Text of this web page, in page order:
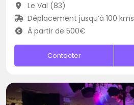
Le Val (83)
Déplacement jusqu’à 100 kms
À partir de 500€
Contacter